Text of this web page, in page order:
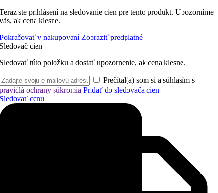
Teraz ste prihlásení na sledovanie cien pre tento produkt. Upozorníme
vás, ak cena klesne.
Pokračovať v nakupovaní Zobraziť predplatné
Sledovač cien
Sledovať túto položku a dostať upozornenie, ak cena klesne.
Prečítal(a) som si a súhlasím s
pravidlá ochrany súkromia Pridať do sledovača cien
Sledovať cenu